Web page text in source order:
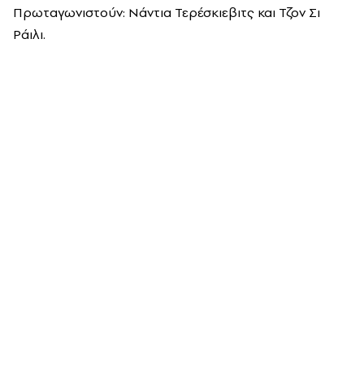
Πρωταγωνιστούν: Νάντια Τερέσκιεβιτς και Τζον Σι
Ράιλι.